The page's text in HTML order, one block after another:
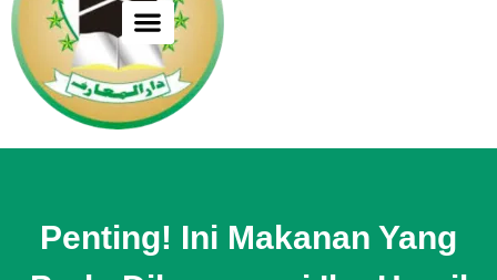
Penting! Ini Makanan Yang